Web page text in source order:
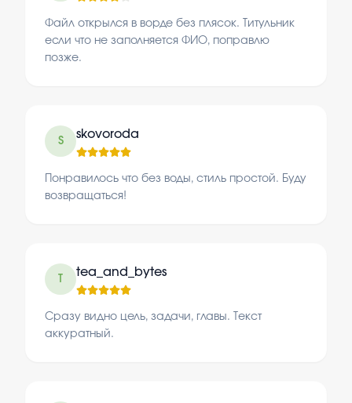
Файл открылся в ворде без плясок. Титульник
если что не заполняется ФИО, поправлю
позже.
S
skovoroda
Понравилось что без воды, стиль простой. Буду
возвращаться!
tea_and_bytes
Сразу видно цель, задачи, главы. Текст
аккуратный.